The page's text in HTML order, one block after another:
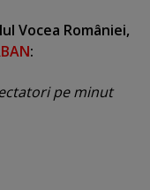
Vocea României,
:
pe minut